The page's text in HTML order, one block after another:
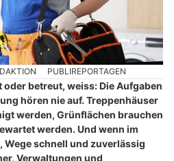
PUBLIREPORTAGEN
betreut, weiss: Die Aufgaben
hören nie auf. Treppenhäuser
werden, Grünflächen brauchen
werden. Und wenn im
Wege schnell und zuverlässig
Verwaltungen und